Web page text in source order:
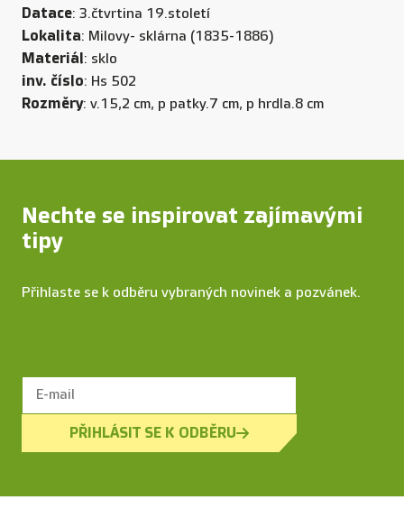
Datace: 3.čtvrtina 19.století
Lokalita: Milovy- sklárna (1835-1886)
Materiál: sklo
inv. číslo: Hs 502
Rozměry: v.15,2 cm, p patky.7 cm, p hrdla.8 cm
Nechte se inspirovat zajímavými
tipy
Přihlaste se k odběru vybraných novinek a pozvánek.
PŘIHLÁSIT SE K ODBĚRU